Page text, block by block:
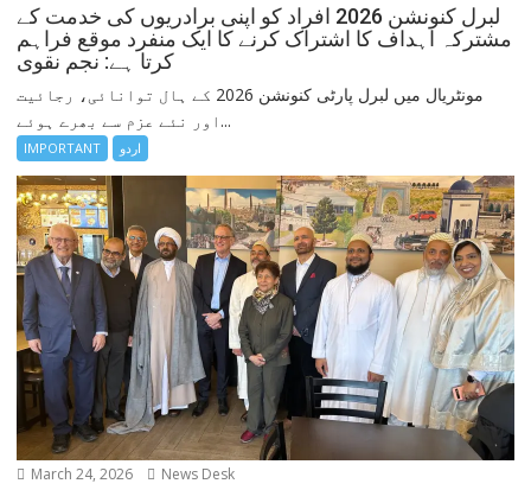
لبرل کنونشن 2026 افراد کو اپنی برادریوں کی خدمت کے
مشترکہ اہداف کا اشتراک کرنے کا ایک منفرد موقع فراہم
کرتا ہے: نجم نقوی
مونٹریال میں لبرل پارٹی کنونشن 2026 کے ہال توانائی، رجائیت
اور نئے عزم سے بھرے ہوئے...
IMPORTANT اردو
March 24, 2026 News Desk